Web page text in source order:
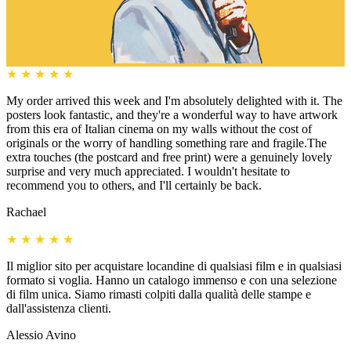
★ ★ ★ ★ ★
My order arrived this week and I'm absolutely delighted with it. The
posters look fantastic, and they're a wonderful way to have artwork
from this era of Italian cinema on my walls without the cost of
originals or the worry of handling something rare and fragile.The
extra touches (the postcard and free print) were a genuinely lovely
surprise and very much appreciated. I wouldn't hesitate to
recommend you to others, and I'll certainly be back.
Rachael
★ ★ ★ ★ ★
Il miglior sito per acquistare locandine di qualsiasi film e in qualsiasi
formato si voglia. Hanno un catalogo immenso e con una selezione
di film unica. Siamo rimasti colpiti dalla qualità delle stampe e
dall'assistenza clienti.
Alessio Avino